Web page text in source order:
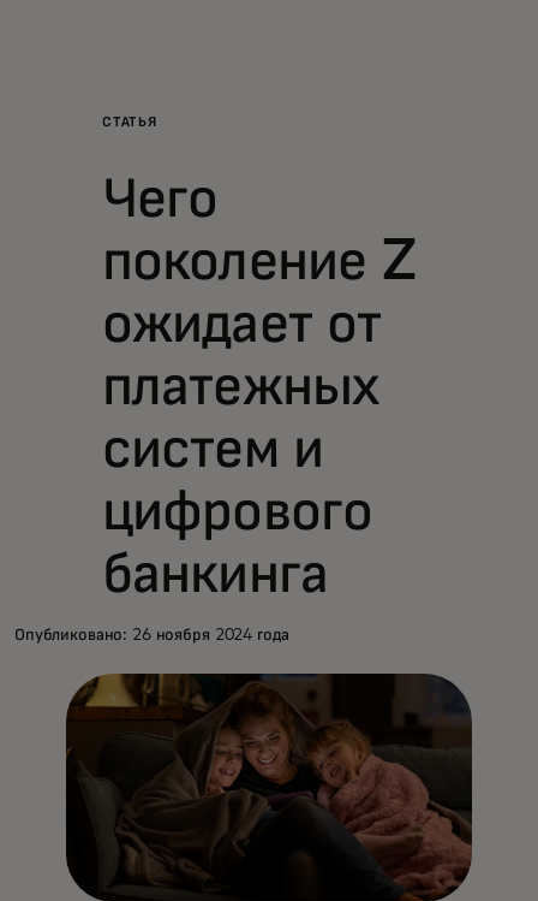
Для бизнеса
Для всего мира
Для новаторов
СТАТЬЯ
Чего
поколение Z
ожидает от
платежных
систем и
цифрового
банкинга
Опубликовано: 26 ноября 2024 года